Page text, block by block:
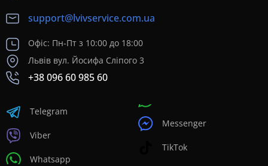
support@lvivservice.com.ua
Офіс: Пн-Пт з 10:00 до 18:00
Львів вул. Йосифа Сліпого 3
+38 096 60 985 60
Telegram
Viber
Whatsapp
Messenger
TikTok